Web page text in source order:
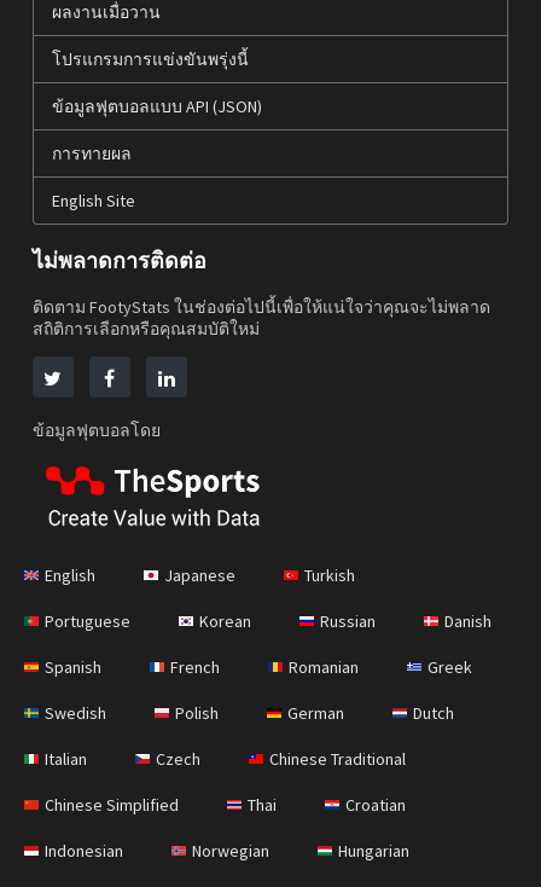
ผลงานเมื่อวาน
โปรแกรมการแข่งขันพรุ่งนี้
ข้อมูลฟุตบอลแบบ API (JSON)
การทายผล
English Site
ไม่พลาดการติดต่อ
ติดตาม FootyStats ในช่องต่อไปนี้เพื่อให้แน่ใจว่าคุณจะไม่พลาด
สถิติการเลือกหรือคุณสมบัติใหม่
ข้อมูลฟุตบอลโดย
English Japanese Turkish
Portuguese Korean Russian Danish
Spanish French Romanian Greek
Swedish Polish German Dutch
Italian Czech Chinese Traditional
Chinese Simplified Thai Croatian
Indonesian Norwegian Hungarian